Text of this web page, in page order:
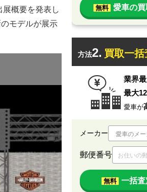
概要を発表し
モデルが展示
無料 愛車の
方法2. 買取一括
業界
最大
愛車が
メーカー
郵便番号
無料 一括